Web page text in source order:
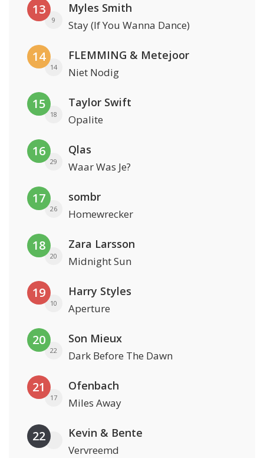
13
9
Myles Smith
Stay (If You Wanna Dance)
14
14
FLEMMING & Metejoor
Niet Nodig
15
18
Taylor Swift
Opalite
16
29
Qlas
Waar Was Je?
17
26
sombr
Homewrecker
18
20
Zara Larsson
Midnight Sun
19
10
Harry Styles
Aperture
20
22
Son Mieux
Dark Before The Dawn
21
17
Ofenbach
Miles Away
22 Kevin & Bente
Vervreemd